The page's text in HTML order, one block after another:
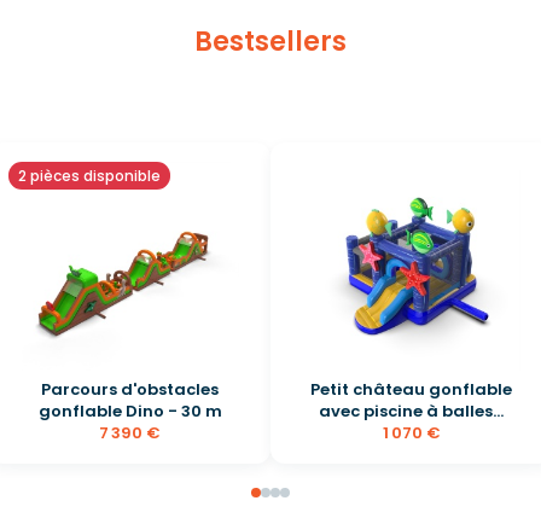
Bestsellers
2 pièces disponible
Parcours d'obstacles
gonflable Dino - 30 m
7 390 €
Petit château gonflable
avec piscine à balles...
1 070 €